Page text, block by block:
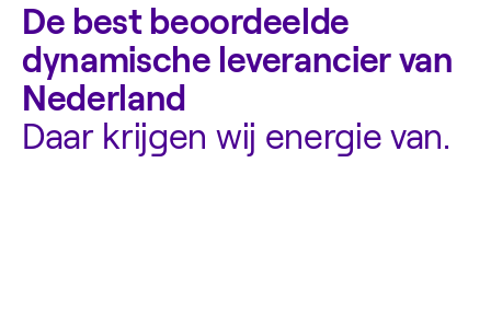
De best beoordeelde
dynamische leverancier van
Nederland
Daar krijgen wij energie van.